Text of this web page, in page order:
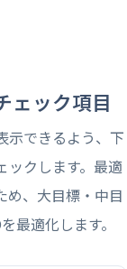
ェック項目
示できるよう、下
ックします。最適
め、大目標・中目
最適化します。